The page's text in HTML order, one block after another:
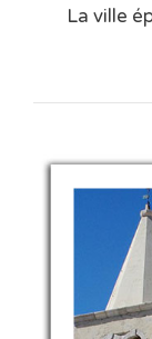
La ville